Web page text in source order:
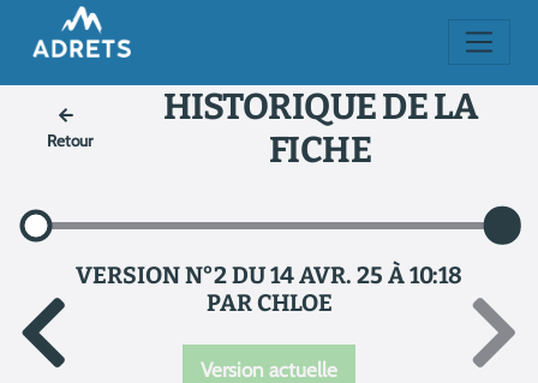
Retour
HISTORIQUE DE LA
FICHE
VERSION N°2 DU 14 AVR. 25 À 10:18
PAR CHLOE
Version actuelle